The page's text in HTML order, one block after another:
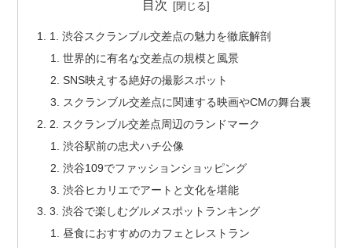
目次
1. 渋谷スクランブル交差点の魅力を徹底解剖
世界的に有名な交差点の規模と風景
SNS映えする絶好の撮影スポット
スクランブル交差点に関連する映画やCMの舞台裏
2. スクランブル交差点周辺のランドマーク
渋谷駅前の忠犬ハチ公像
渋谷109でファッションショッピング
渋谷ヒカリエでアートと文化を堪能
3. 渋谷で楽しむグルメスポットランキング
昼食におすすめのカフェとレストラン